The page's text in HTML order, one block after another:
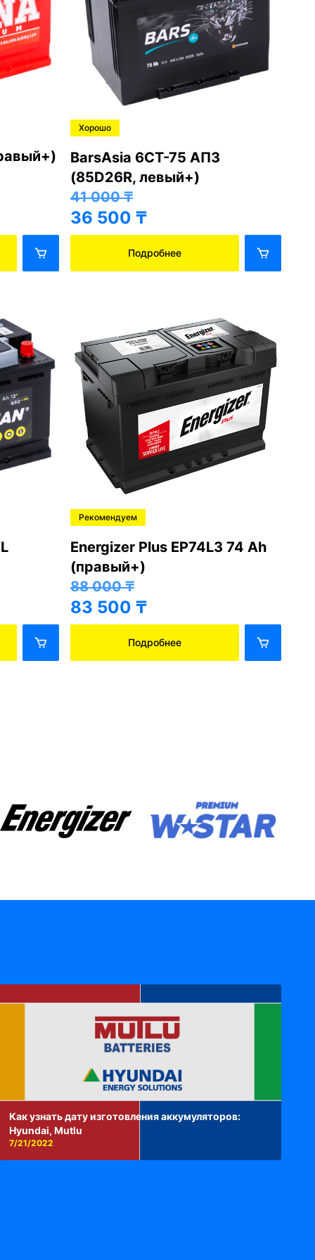
Хорошо
BarsAsia 6СТ-75 АПЗ
(85D26R, левый+)
41 000₸
36 500 ₸
Подробнее
Рекомендуем
Energizer Plus EP74L3 74 Ah
(правый+)
88 000₸
83 500 ₸
Подробнее
Как узнать дату изготовления аккумуляторов:
Hyundai, Mutlu
7/21/2022